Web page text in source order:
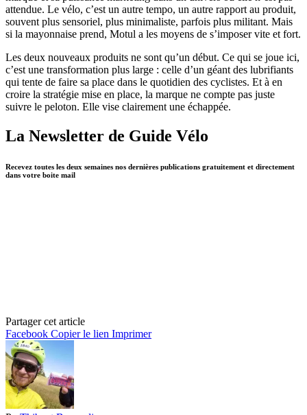
attendue. Le vélo, c’est un autre tempo, un autre rapport au produit,
souvent plus sensoriel, plus minimaliste, parfois plus militant. Mais
si la mayonnaise prend, Motul a les moyens de s’imposer vite et fort.
Les deux nouveaux produits ne sont qu’un début. Ce qui se joue ici,
c’est une transformation plus large : celle d’un géant des lubrifiants
qui tente de faire sa place dans le quotidien des cyclistes. Et à en
croire la stratégie mise en place, la marque ne compte pas juste
suivre le peloton. Elle vise clairement une échappée.
La Newsletter de Guide Vélo
Recevez toutes les deux semaines nos dernières publications gratuitement et directement
dans votre boite mail
Partager cet article
Facebook Copier le lien Imprimer